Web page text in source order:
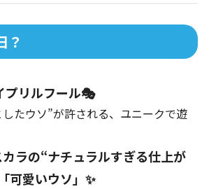
？
プリルフール🎭
たウソ”が許される、ユニークで遊
ラの“ナチュラルすぎる仕上が
可愛いウソ」✨